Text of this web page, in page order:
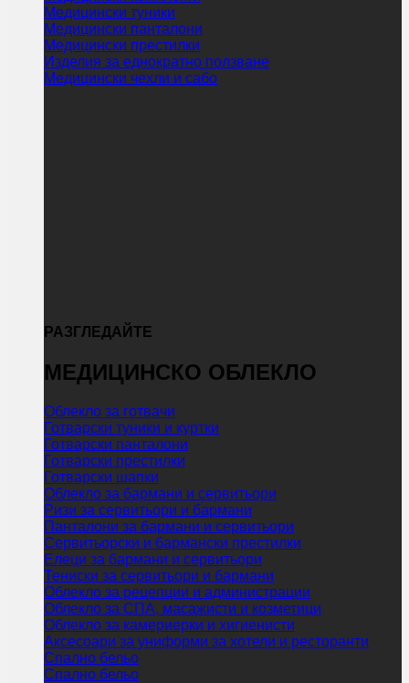
Медицински туники
Медицински панталони
Медицински престилки
Изделия за еднократно ползване
Медицински чехли и сабо
РАЗГЛЕДАЙТЕ
МЕДИЦИНСКО ОБЛЕКЛО
Облекло за готвачи
Готварски туники и куртки
Готварски панталони
Готварски престилки
Готварски шапки
Облекло за бармани и сервитьори
Ризи за сервитьори и бармани
Панталони за бармани и сервитьори
Сервитьорски и бармански престилки
Елеци за бармани и сервитьори
Тениски за сервитьори и бармани
Облекло за рецепции и администрации
Облекло за СПА, масажисти и козметици
Облекло за камериерки и хигиенисти
Аксесоари за униформи за хотели и ресторанти
Спално бельо
Спално бельо